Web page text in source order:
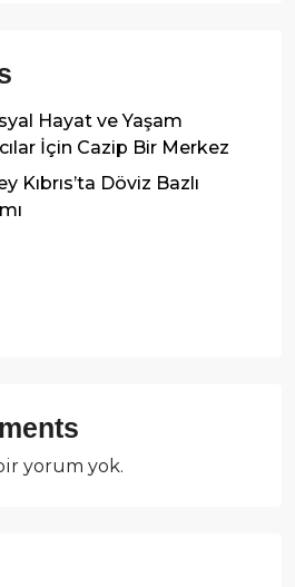
Hayat ve Yaşam
İçin Cazip Bir Merkez
Kıbrıs’ta Döviz Bazlı
yorum yok.